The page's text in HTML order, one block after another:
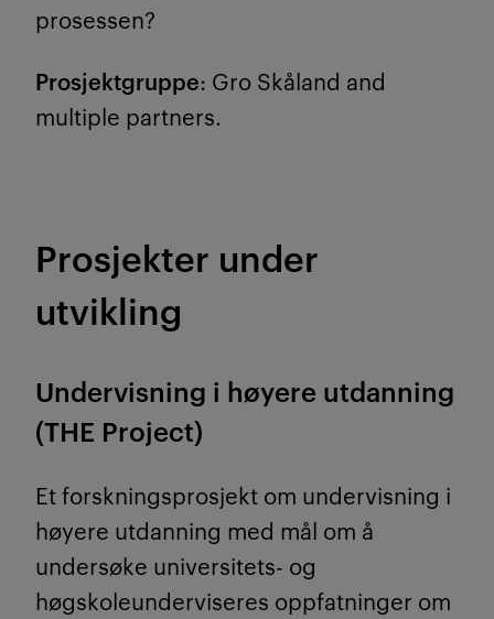
prosessen?
Prosjektgruppe: Gro Skåland and
multiple partners.
Prosjekter under
utvikling
Undervisning i høyere utdanning
(THE Project)
Et forskningsprosjekt om undervisning i
høyere utdanning med mål om å
undersøke universitets- og
høgskoleunderviseres oppfatninger om